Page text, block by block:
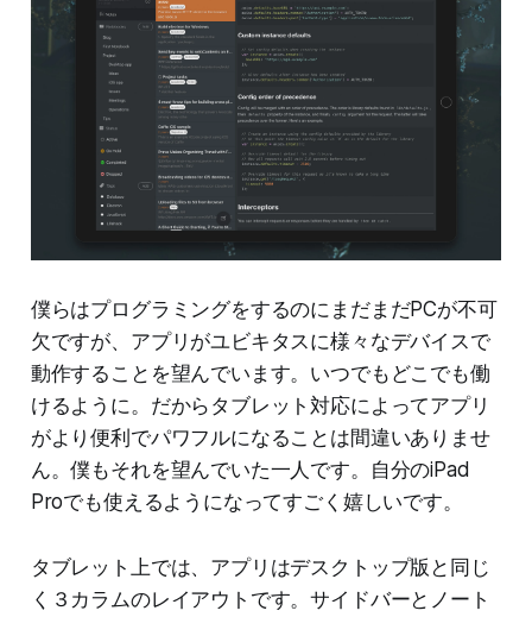
僕らはプログラミングをするのにまだまだPCが不可
欠ですが、アプリがユビキタスに様々なデバイスで
動作することを望んでいます。いつでもどこでも働
けるように。だからタブレット対応によってアプリ
がより便利でパワフルになることは間違いありませ
ん。僕もそれを望んでいた一人です。自分のiPad
Proでも使えるようになってすごく嬉しいです。
タブレット上では、アプリはデスクトップ版と同じ
く３カラムのレイアウトです。サイドバーとノート